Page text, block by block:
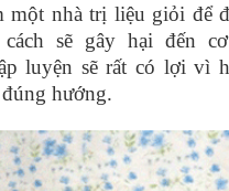
một nhà trị liệu giỏi để
sẽ gây hại đến
luyện sẽ rất có lợi vì
hướng.